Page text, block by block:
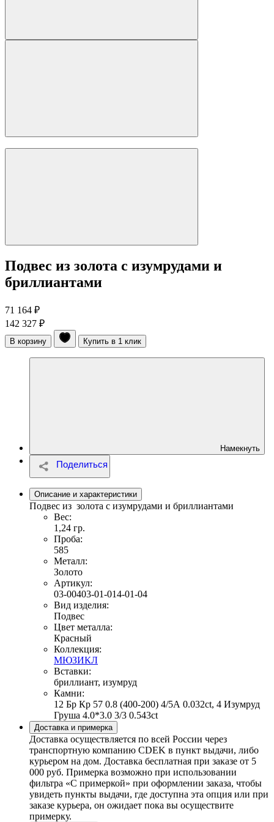
Подвес из золота с изумрудами и
бриллиантами
71 164 ₽
142 327 ₽
В корзину Купить в 1 клик
Намекнуть
Описание и характеристики
Подвес из золота с изумрудами и бриллиантами
Вес:
1,24 гр.
Проба:
585
Металл:
Золото
Артикул:
03-00403-01-014-01-04
Вид изделия:
Подвес
Цвет металла:
Красный
Коллекция:
МЮЗИКЛ
Вставки:
бриллиант, изумруд
Камни:
12 Бр Кр 57 0.8 (400-200) 4/5А 0.032ct, 4 Изумруд
Груша 4.0*3.0 3/3 0.543ct
Доставка и примерка
Доставка осуществляется по всей России через
транспортную компанию CDEK в пункт выдачи, либо
курьером на дом. Доставка бесплатная при заказе от 5
000 руб. Примерка возможно при использовании
фильтра «С примеркой» при оформлении заказа, чтобы
увидеть пункты выдачи, где доступна эта опция или при
заказе курьера, он ожидает пока вы осуществите
примерку.